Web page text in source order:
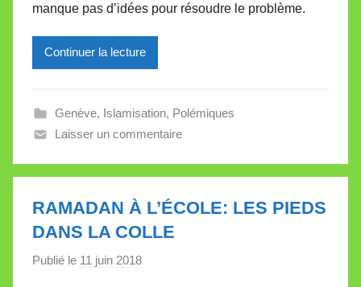
i
r
l
e
a
e
manque pas d’idées pour résoudre le problème.
Continuer la lecture
Genève, Islamisation, Polémiques
Laisser un commentaire
RAMADAN À L’ÉCOLE: LES PIEDS
DANS LA COLLE
Publié le 11 juin 2018